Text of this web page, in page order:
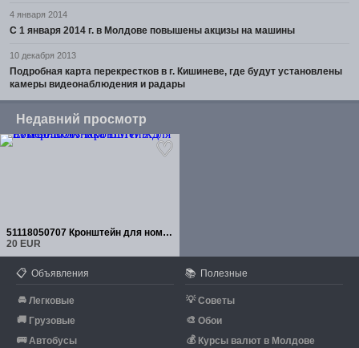
4 января 2014
С 1 января 2014 г. в Молдове повышены акцизы на машины
10 декабря 2013
Подробная карта перекрестков в г. Кишиневе, где будут установлены
камеры видеонаблюдения и радары
Недавний просмотр
51118050707 Кронштейн для номерного знака BMW X5 E70
20 EUR
📋 Объявления
🚘 Легковые
🚚 Грузовые
🚌 Автобусы
📚 Полезные
💡 Советы
🎨 Обои
💰 Курсы валют в Молдове